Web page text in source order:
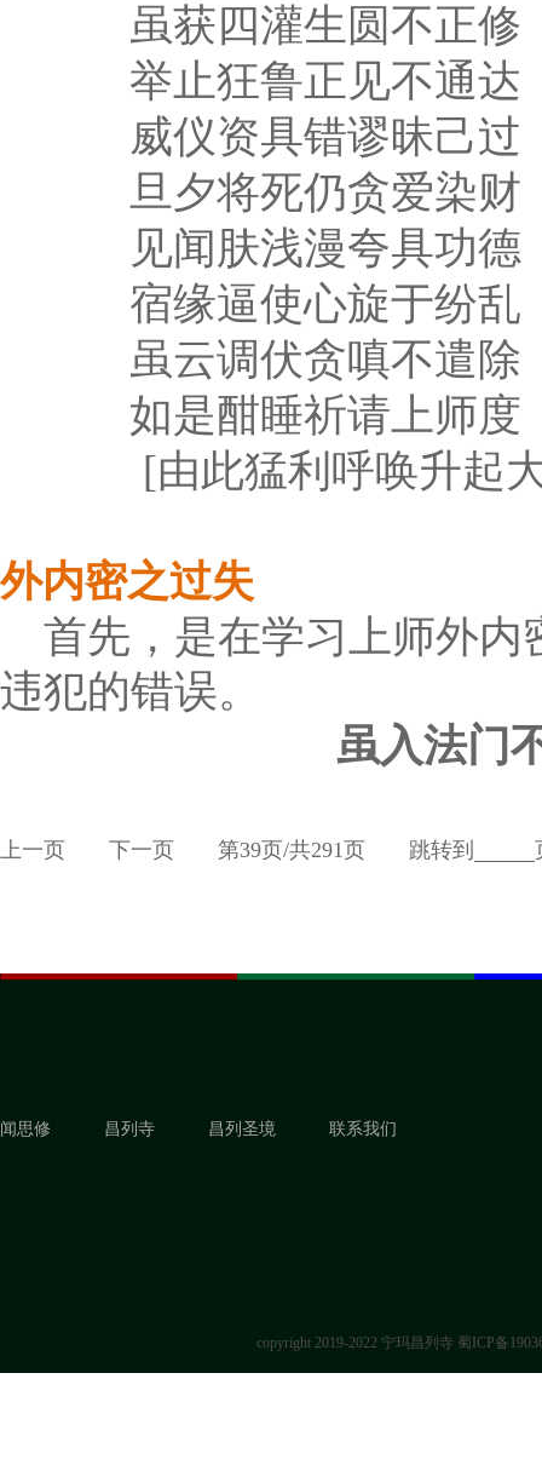
虽获四灌生圆不正
举止狂鲁正见不通
威仪资具错谬昧己
旦夕将死仍贪爱染
见闻肤浅漫夸具功
宿缘逼使心旋于纷
虽云调伏贪嗔不遣
如是酣睡祈请上师
[由此猛利呼唤升起
外内密之过失
首先，是在学习上师外
违犯的错误。
虽入法门
上一页 下一页 第39页/共291页 跳转到
闻思修 昌列寺 昌列圣境 联系我们
copyright 2019-2022 宁玛昌列寺 蜀ICP备